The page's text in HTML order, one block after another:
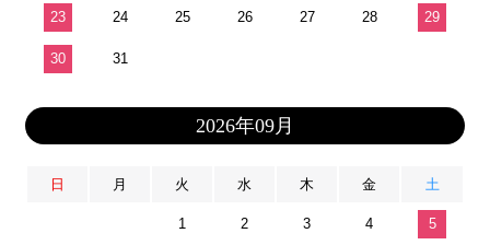
23 24 25 26 27 28 29
30 31
2026年09月
日 月 火 水 木 金 土
1 2 3 4 5